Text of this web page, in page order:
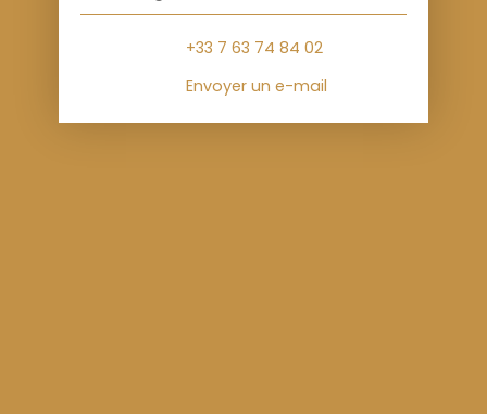
+33 7 63 74 84 02
Envoyer un e-mail